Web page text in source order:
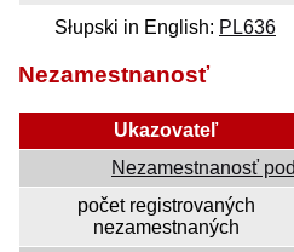
Słupski in English: PL636
Nezamestnanosť
Ukazovateľ
Nezamestnanosť
počet registrovaných
nezamestnaných